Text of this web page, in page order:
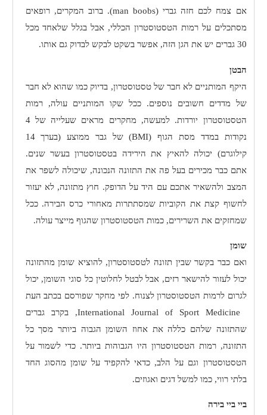
אם צמח לכם חזה גברי (man boobs). ברוב המקרים, רופאים
מסתכלים על רמות הטסטוסטרון הכללי, אבל בגלל שלאחד מכל
30 גברים יש את הגן הזה, אפשר בשקט לבקש לבדוק גם אותו.
הבטן
היקף המותניים לא חבר של טסטוסטרון, בדיוק כמו שהוא לא חבר
של מדדים חשובים נוספים. ככל שקו המותניים עולה, רמות
הטסטוסטרון יורדות. למעשה, מחקרים מראים שעלייה של 4
נקודות במדד מסת הגוף (BMI) של גבר ממוצע
(בערך 14
קילוגרם) יכולה להאיץ את הירידה בטסטוסטרון בעשר שנים.
אתם כבר מכירים בעל פה את התזונה הנכונה, שיכולה לשפר את
המצב ולהשאיר אתכם עם היד על הדופק. חוץ מתזונה, לא יעזור
לחשוף קצת את הקוביות שמסתתרות מאחורי כרס הבירה. ככל
שמחזקים את השרירים, כמות הטסטוסטרון שהגוף מייצר עולה.
שומן
ואם כבר בקשר שבין תזונה לטסטוסטרון, להוציא שומן מהתזונה
יכול לעזור להישאר רזים, אבל לבטל לחלוטין כל סוגי השומן, יכול
לגרום לרמות הטסטוסטרון לצנוח. לפי מחקר שפורסם בכתב העת
International Journal of Sport Medicine, בקרב גברים
שהתזונה שלהם כללה את אחוז השומן הגבוה ביותר מסך כל
התזונה, רמות הטסטוסטרון היו הגבוהות ביותר. כדי לשמור על
הטסטוסטרון וגם על הלב, כדאי להקפיד על שומן מהסוג החד
בלתי רווי, כמו למשל דגים ואגוזים.
ביי ביי בירה